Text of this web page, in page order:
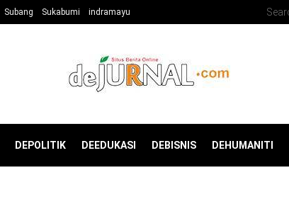
Subang Sukabumi indramayu
DEPOLITIK DEEDUKASI DEBISNIS DEHUMANITI